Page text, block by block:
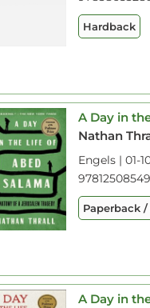
Hardback
A Day in
Nathan
Engels | 01-
Paperback
A Day in